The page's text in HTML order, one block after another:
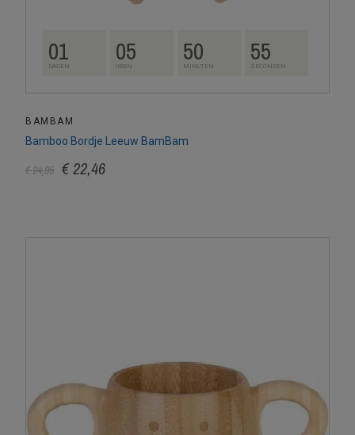
01
DAGEN 05
UREN 50
MINUTEN 54
SECONDEN
BAMBAM
Bamboo Bordje Leeuw BamBam
€ 24,95 € 22,46